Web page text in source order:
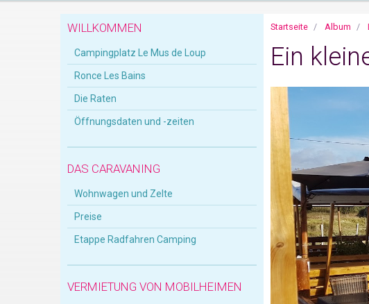
Startseite Album
Ein
WILLKOMMEN
Campingplatz Le Mus de Loup
Ronce Les Bains
Die Raten
Öffnungsdaten und -zeiten
DAS CARAVANING
Wohnwagen und Zelte
Preise
Etappe Radfahren Camping
VERMIETUNG VON MOBILHEIMEN